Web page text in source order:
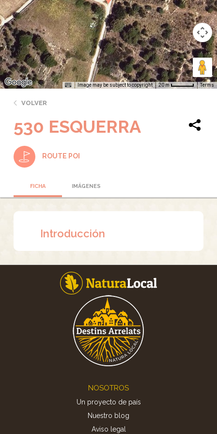
Image may be subject to copyright 20 m Terms
VOLVER
530 ESQUERRA
ROUTE POI
FICHA IMÁGENES
Introducción
NOSOTROS
Un proyecto de país
Nuestro blog
Aviso legal